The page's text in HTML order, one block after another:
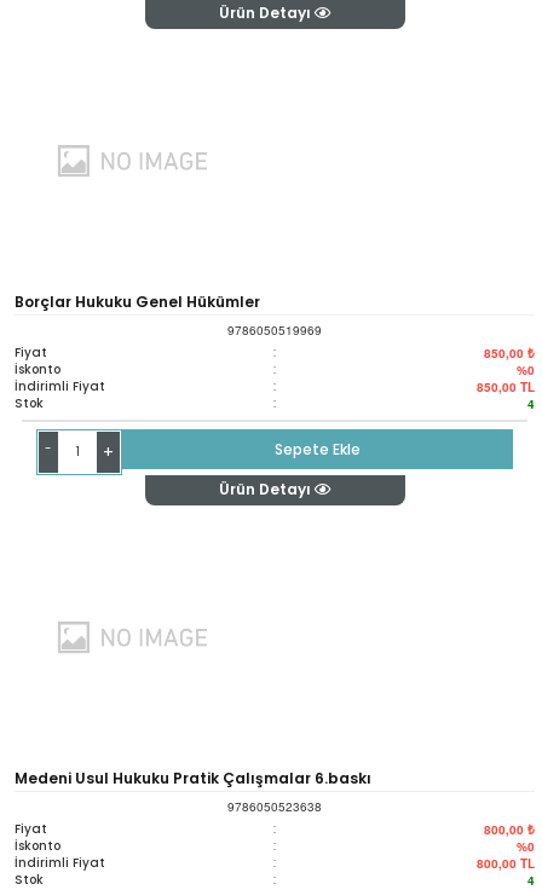
Ürün Detayı
Borçlar Hukuku Genel Hükümler
9786050519969
Fiyat : 850,00 ₺
İskonto : %0
İndirimli Fiyat : 850,00 TL
Stok : 4
- +
Sepete Ekle
Ürün Detayı
Medeni Usul Hukuku Pratik Çalışmalar 6.baskı
9786050523638
Fiyat : 800,00 ₺
İskonto : %0
İndirimli Fiyat : 800,00 TL
Stok : 4